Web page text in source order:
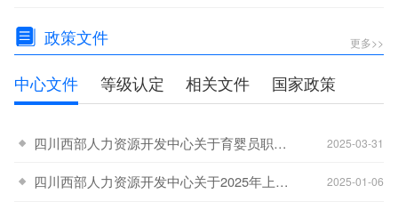
政策文件 更多>>
中心文件 等级认定 相关文件 国家政策
四川西部人力资源开发中心关于育婴员职业名称调整及补考安排的通知 2025-03-31
四川西部人力资源开发中心关于2025年上半年在宜宾市开展职业技能等级认定工作的公告 2025-01-06